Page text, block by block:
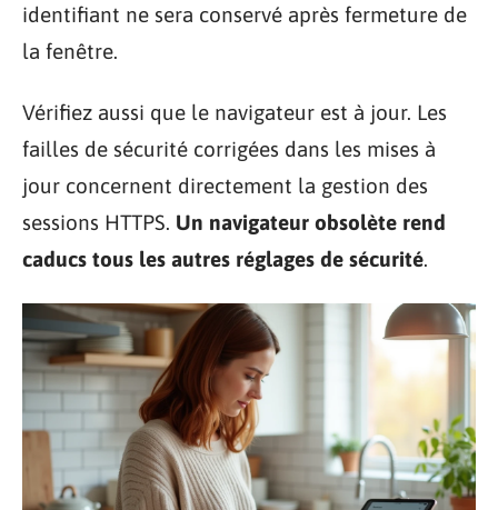
identifiant ne sera conservé après fermeture de
la fenêtre.
Vérifiez aussi que le navigateur est à jour. Les
failles de sécurité corrigées dans les mises à
jour concernent directement la gestion des
sessions HTTPS. Un navigateur obsolète rend
caducs tous les autres réglages de sécurité.